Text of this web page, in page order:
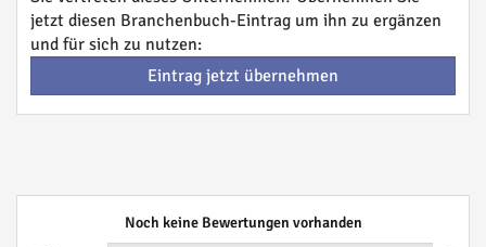
jetzt diesen Branchenbuch-Eintrag um ihn zu ergänzen
und für sich zu nutzen:
Eintrag jetzt übernehmen
Noch keine Bewertungen vorhanden